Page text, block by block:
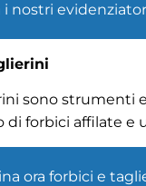
i nostri
sono strumenti
di forbici affilate e
ora forbici e